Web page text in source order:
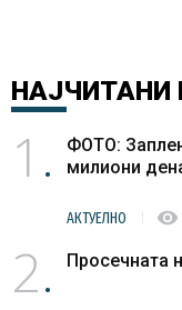
НАЈЧИТАНИ
1
ФОТО:
милиони
АКТУЕЛНО visibility
2 Просечната